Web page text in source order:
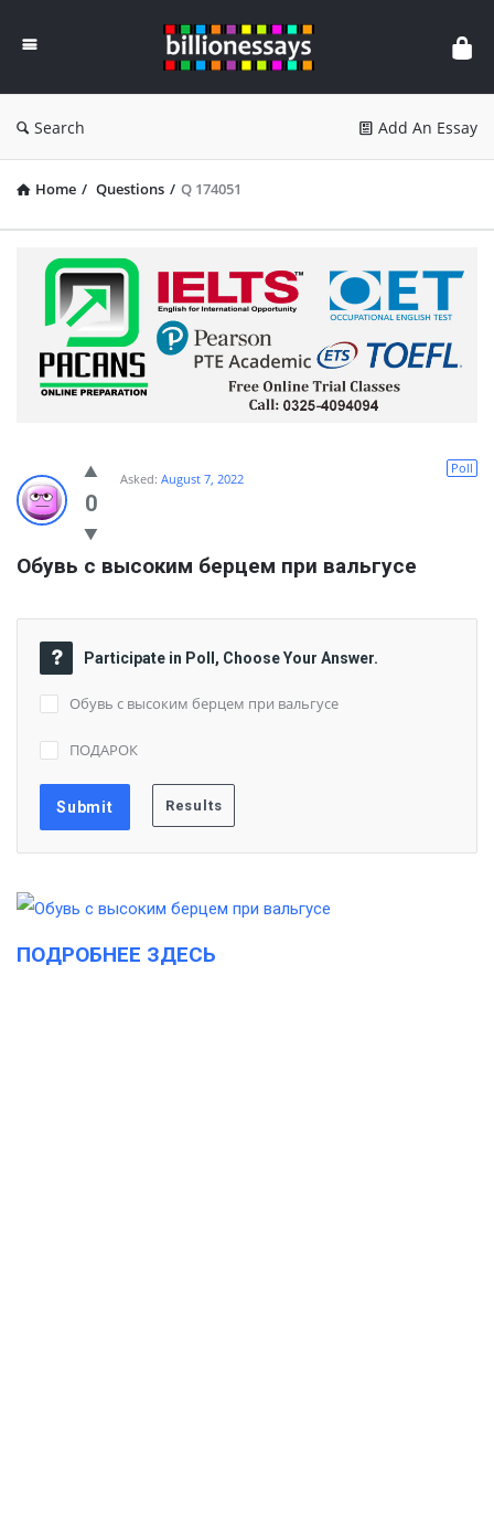
Essays
Search Add An Essay
Home / Questions / Q 174051
0
Poll
Asked: August 7, 2022
Обувь с высоким берцем при вальгусе
Participate in Poll, Choose Your Answer.
Обувь с высоким берцем при вальгусе
ПОДАРОК
ПОДРОБНЕЕ ЗДЕСЬ